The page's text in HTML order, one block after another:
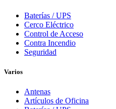
Baterías / UPS
Cerco Eléctrico
Control de Acceso
Contra Incendio
Seguridad
Varios
Antenas
Artículos de Oficina